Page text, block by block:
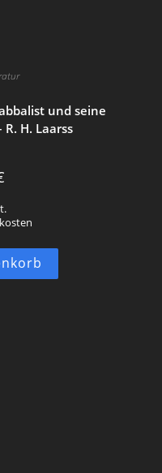
und seine
H. Laarss